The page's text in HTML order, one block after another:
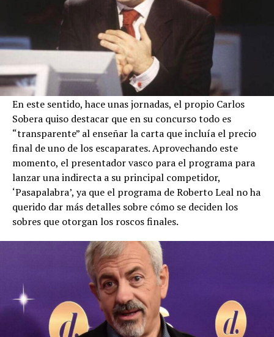
En este sentido, hace unas jornadas, el propio Carlos
Sobera quiso destacar que en su concurso todo es
“transparente” al enseñar la carta que incluía el precio
final de uno de los escaparates. Aprovechando este
momento, el presentador vasco para el programa para
lanzar una indirecta a su principal competidor,
‘Pasapalabra’, ya que el programa de Roberto Leal no ha
querido dar más detalles sobre cómo se deciden los
sobres que otorgan los roscos finales.